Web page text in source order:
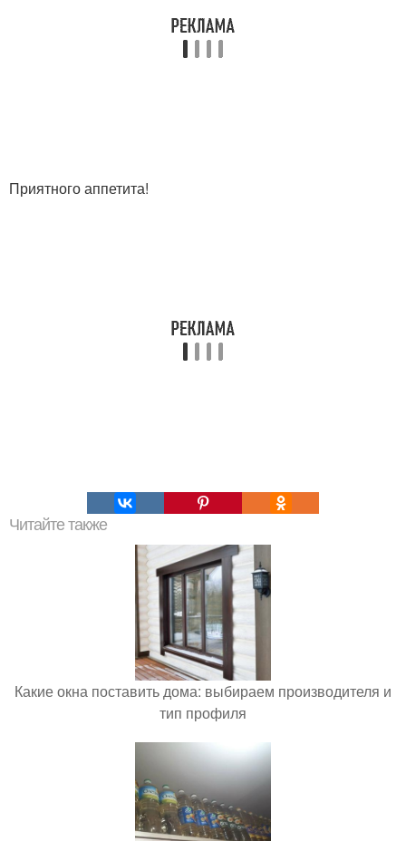
Приятного аппетита!
Читайте также
Какие окна поставить дома: выбираем производителя и
тип профиля